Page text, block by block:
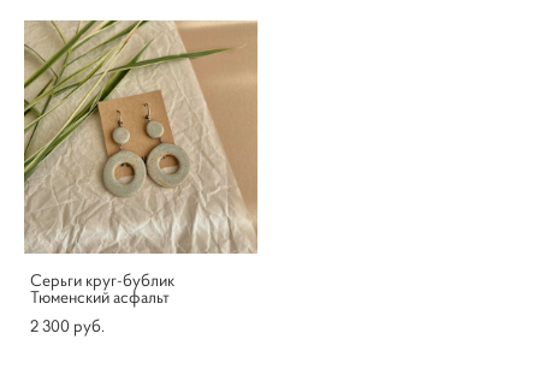
Серьги круг-бублик
Тюменский асфальт
2 300 pуб.